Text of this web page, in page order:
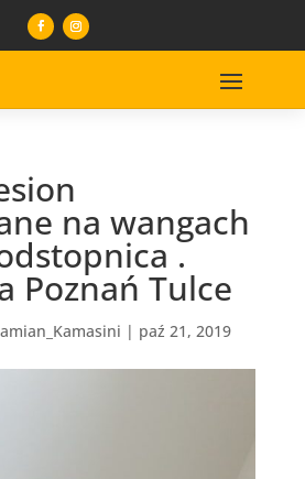
na wangach
.
Poznań Tulce
| paź 21, 2019